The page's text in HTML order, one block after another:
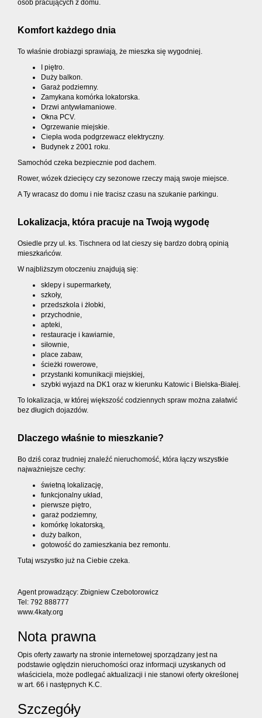
osób pracujących z domu.
Komfort każdego dnia
To właśnie drobiazgi sprawiają, że mieszka się wygodniej.
I piętro.
Duży balkon.
Garaż podziemny.
Zamykana komórka lokatorska.
Drzwi antywłamaniowe.
Okna PCV.
Ogrzewanie miejskie.
Ciepła woda podgrzewacz elektryczny.
Budynek z 2001 roku.
Samochód czeka bezpiecznie pod dachem.
Rower, wózek dziecięcy czy sezonowe rzeczy mają swoje miejsce.
A Ty wracasz do domu i nie tracisz czasu na szukanie parkingu.
Lokalizacja, która pracuje na Twoją wygodę
Osiedle przy ul. ks. Tischnera od lat cieszy się bardzo dobrą opinią
mieszkańców.
W najbliższym otoczeniu znajdują się:
sklepy i supermarkety,
szkoły,
przedszkola i żłobki,
przychodnie,
apteki,
restauracje i kawiarnie,
siłownie,
place zabaw,
ścieżki rowerowe,
przystanki komunikacji miejskiej,
szybki wyjazd na DK1 oraz w kierunku Katowic i Bielska-Białej.
To lokalizacja, w której większość codziennych spraw można załatwić
bez długich dojazdów.
Dlaczego właśnie to mieszkanie?
Bo dziś coraz trudniej znaleźć nieruchomość, która łączy wszystkie
najważniejsze cechy:
świetną lokalizację,
funkcjonalny układ,
pierwsze piętro,
garaż podziemny,
komórkę lokatorską,
duży balkon,
gotowość do zamieszkania bez remontu.
Tutaj wszystko już na Ciebie czeka.
Agent prowadzący: Zbigniew Czebotorowicz
Tel: 792 888777
www.4katy.org
Nota prawna
Opis oferty zawarty na stronie internetowej sporządzany jest na
podstawie oględzin nieruchomości oraz informacji uzyskanych od
właściciela, może podlegać aktualizacji i nie stanowi oferty określonej
w art. 66 i następnych K.C.
Szczegóły